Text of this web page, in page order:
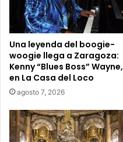
o
l
e
c
t
ó
n
i
Una leyenda del boogie-
woogie llega a Zaragoza:
Kenny “Blues Boss” Wayne,
en La Casa del Loco
agosto 7, 2026